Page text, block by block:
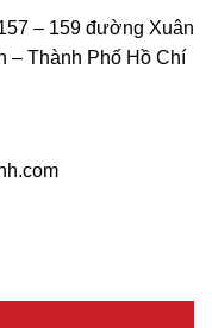
– 159 đường Xuân
– Thành Phố Hồ Chí